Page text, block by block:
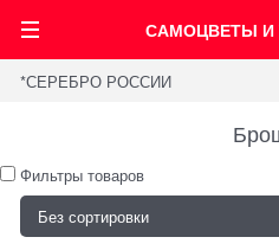
САМОЦВЕТЫ И
*СЕРЕБРО РОССИИ
Фильтры товаров